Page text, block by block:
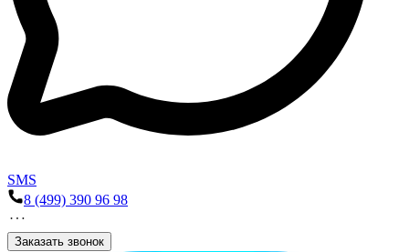
SMS
8 (499) 390 96 98
Заказать звонок